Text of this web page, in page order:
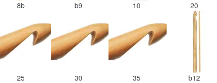
8b b9 10 20
25 30 35 b12